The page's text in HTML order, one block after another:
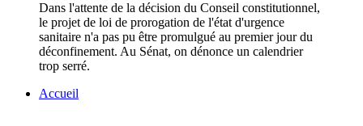
Dans l'attente de la décision du Conseil constitutionnel,
le projet de loi de prorogation de l'état d'urgence
sanitaire n'a pas pu être promulgué au premier jour du
déconfinement. Au Sénat, on dénonce un calendrier
trop serré.
Accueil